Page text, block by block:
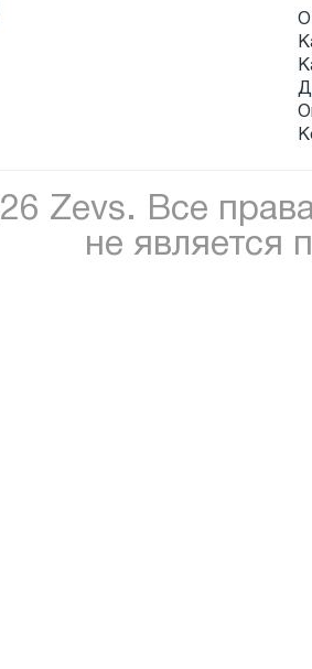
О
Zevs. Все
не является